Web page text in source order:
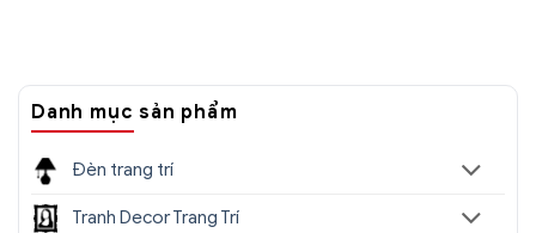
Danh mục sản phẩm
Đèn trang trí
Tranh Decor Trang Trí